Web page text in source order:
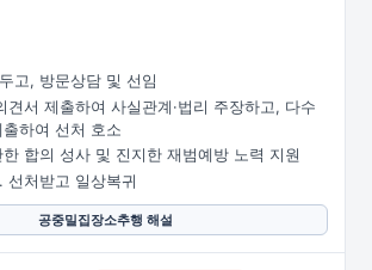
고, 방문상담 및 선임
견서 제출하여 사실관계·법리 주장하고, 다수
하여 선처 호소
합의 성사 및 진지한 재범예방 노력 지원
선처받고 일상복귀
공중밀집장소추행 해설